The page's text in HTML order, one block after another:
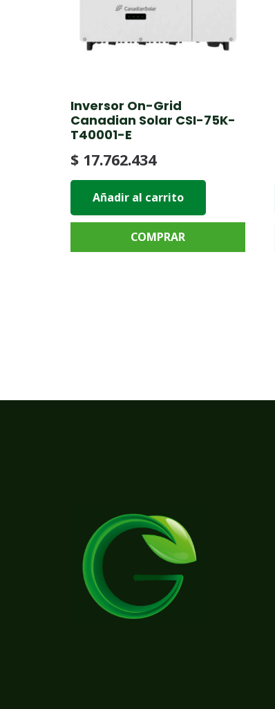
Inversor On-Grid
Canadian Solar CSI-75K-
T40001-E
$ 17.762.434
Añadir al carrito
COMPRAR